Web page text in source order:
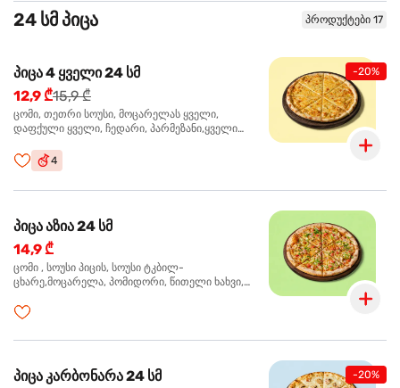
24 სმ პიცა პროდუქტები 17
-20%
პიცა 4 ყველი 24 სმ
12,9 ₾15,9 ₾
ცომი, თეთრი სოუსი, მოცარელას ყველი,
დაფქული ყველი, ჩედარი, პარმეზანი,ყველი
4
პიცა აზია 24 სმ
14,9 ₾
ცომი , სოუსი პიცის, სოუსი ტკბილ-
ცხარე,მოცარელა, პომიდორი, წითელი ხახვი,
სეზამის მარცვლის ნაზავი, ქინძი, ორეგანო
-20%
პიცა კარბონარა 24 სმ